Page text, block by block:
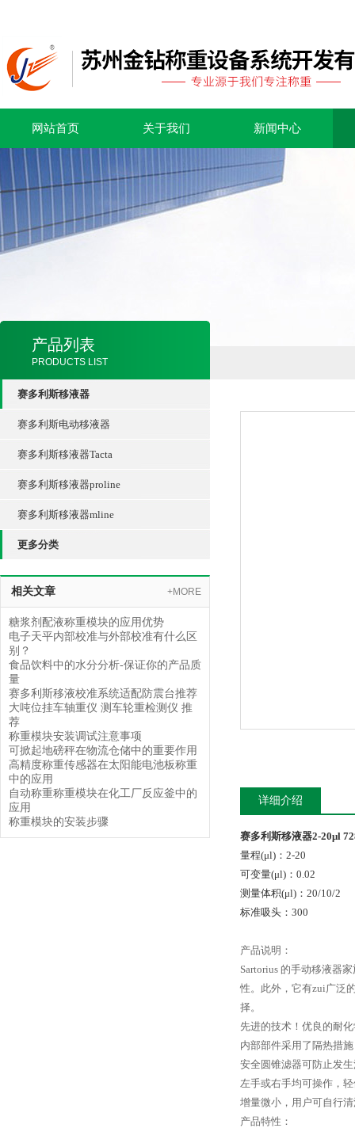
网站首页 关于我们 新闻中心
产品列表
PRODUCTS LIST
赛多利斯移液器
赛多利斯电动移液器
赛多利斯移液器Tacta
赛多利斯移液器proline
赛多利斯移液器mline
更多分类
相关文章 +MORE
糖浆剂配液称重模块的应用优势
电子天平内部校准与外部校准有什么区
别？
食品饮料中的水分分析-保证你的产品质
量
赛多利斯移液校准系统适配防震台推荐
大吨位挂车轴重仪 测车轮重检测仪 推
荐
称重模块安装调试注意事项
可掀起地磅秤在物流仓储中的重要作用
高精度称重传感器在太阳能电池板称重
中的应用
自动称重称重模块在化工厂反应釜中的
应用
称重模块的安装步骤
详细介绍
赛多利斯移液器2-20μl
量程(μl)： 2-20
可变量(μl)： 0.02
测量体积(μl) ： 20/10/2
标准吸头： 300
产品说明：
Sartorius 的手动移液器
性。此外，它有zui广泛
择。
先进的技术！优良的耐
内部部件采用了隔热措
安全圆锥滤器可防止发
左手或右手均可操作，
增量微小，用户可自行
产品特性：